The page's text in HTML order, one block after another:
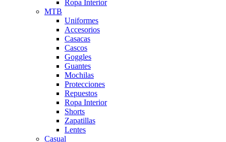
Ropa Interior
MTB
Uniformes
Accesorios
Casacas
Cascos
Goggles
Guantes
Mochilas
Protecciones
Repuestos
Ropa Interior
Shorts
Zapatillas
Lentes
Casual